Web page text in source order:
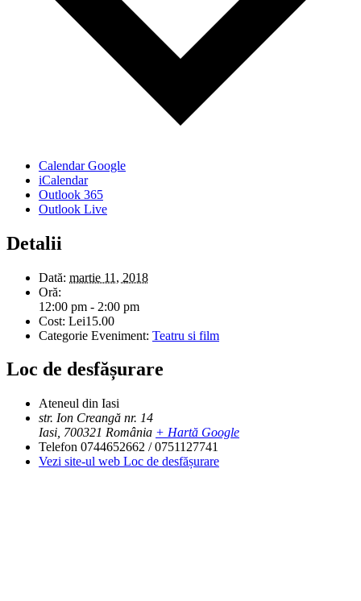
Calendar Google
iCalendar
Outlook 365
Outlook Live
Detalii
Dată: martie 11, 2018
Oră:
12:00 pm - 2:00 pm
Cost: Lei15.00
Categorie Eveniment: Teatru si film
Loc de desfășurare
Ateneul din Iasi
str. Ion Creangă nr. 14
Iasi 700321 România + Hartă Google
Telefon 0744652662 / 0751127741
Vezi site-ul web Loc de desfășurare